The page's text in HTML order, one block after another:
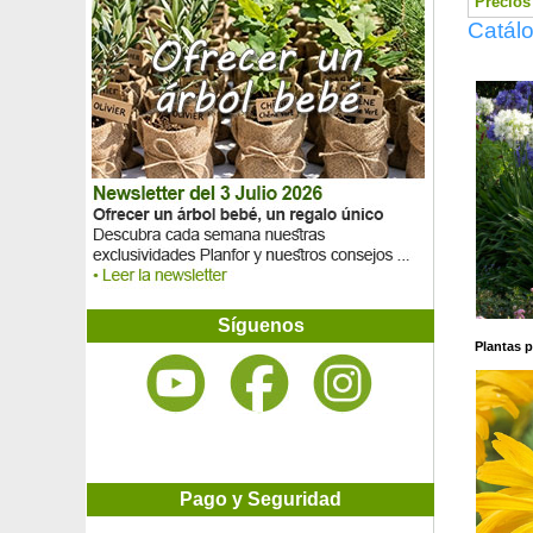
Alfombra blanca
Alfombra Escleranto
Alfombra naranja
Alfombra roja
Alfombra rosa
Algarrobo
Aligustre común
Aligustre de California
Aligustre del Japón
Aliso
Aliso blanco
Aliso 'Imperialis'
Almendro
Almendro chino, Almendro de flores
Almendro enano auto-fértil
Altea azul
Síguenos
Plantas
Pago y Seguridad